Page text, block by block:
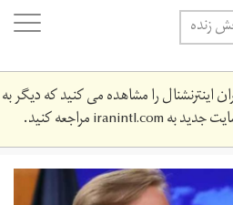
زنده
را مشاهده می کنید که دیگر به
جدید بهiranintl.comمراجعه کنید.